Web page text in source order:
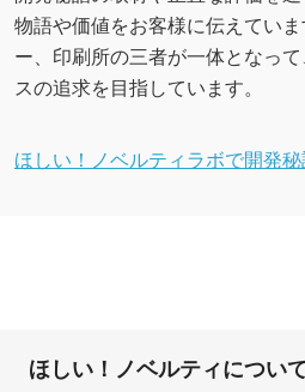
物語や価値をお客様に伝えてい
ー、印刷所の三者が一体となっ
スの追求を目指しています。
ほしい！ノベルティラボで開発
ほしい！ノベルティについ